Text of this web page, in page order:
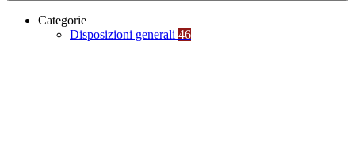
Categorie
Disposizioni generali 46